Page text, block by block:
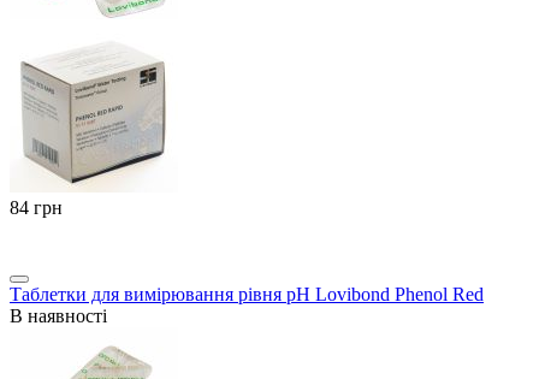
‍84‍ грн
Таблетки для вимірювання рівня pH Lovibond Phenol Red
В наявності